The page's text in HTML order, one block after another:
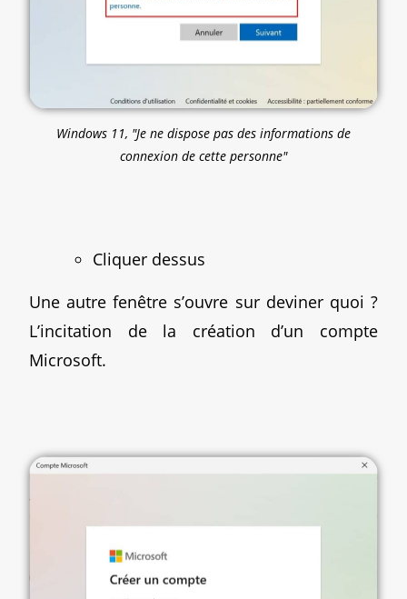
Windows 11, "Je ne dispose pas des informations de
connexion de cette personne"
Cliquer dessus
Une autre fenêtre s’ouvre sur deviner quoi ?
L’incitation de la création d’un compte
Microsoft.